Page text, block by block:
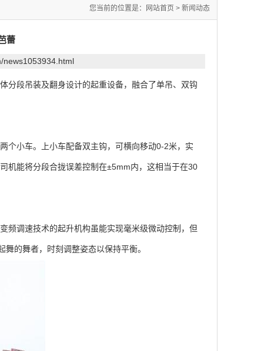
您当前的位置是： 网站首页 > 新闻动态
蕾
news1053934.html
分段吊装及翻身设计的起重设备，融合了单吊、双钩
个小车。上小车配备双主钩，可横向移动0-2米，实
机能将分段合拢误差控制在±5mm内，这相当于在30
调速技术的起升机构虽能实现毫米级微动控制，但
的舞者，时刻调整姿态以保持平衡。